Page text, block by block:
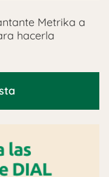
Metrika a
hacerla